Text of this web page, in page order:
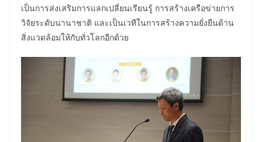
เป็นการส่งเสริมการแลกเปลี่ยนเรียนรู้ การสร้างเครือข่ายการ
วิจัยระดับนานาชาติ และเป็นเวทีในการสร้างความยั่งยืนด้าน
สิ่งแวดล้อมให้กับทั่วโลกอีกด้วย